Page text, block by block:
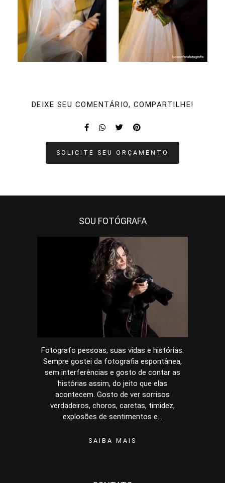
DEIXE SEU COMENTÁRIO, COMPARTILHE!
SOLICITE SEU ORÇAMENTO
SOU FOTÓGRAFA
Fotografo pessoas, suas vidas e histórias.
Sempre gostei da fotografia espontânea,
sem interferências e gosto de contar as
histórias assim, do jeito que elas
acontecem. Gosto de ver sorrisos
verdadeiros, choros, caretas, timidez,
explosões de sentimentos e...
SAIBA MAIS